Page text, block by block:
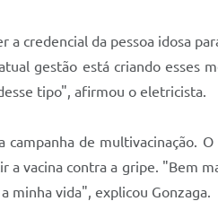
credencial da pessoa idosa
gestão está criando esses
tipo", afirmou o eletricista.
de multivacinação.
a vacina contra a gripe. "Bem
minha vida", explicou Gonzaga.